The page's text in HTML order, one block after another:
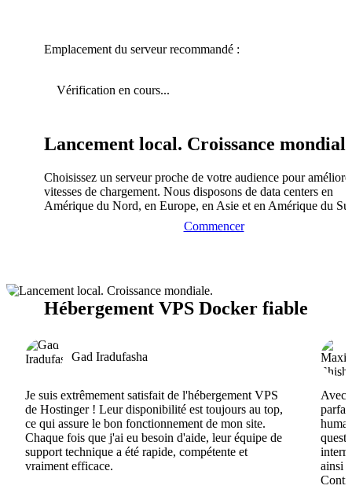
Emplacement du serveur recommandé :
Vérification en cours...
Lancement local. Croissance
Choisissez un serveur proche de votre audience pour
vitesses de chargement. Nous disposons de data centers en
Amérique du Nord, en Europe, en Asie et en Amérique du
Commencer
Hébergement VPS Docker fiable
Gad Iradufasha
Je suis extrêmement satisfait de l'hébergement VPS
de Hostinger ! Leur disponibilité est toujours au top,
ce qui assure le bon fonctionnement de mon site.
Chaque fois que j'ai eu besoin d'aide, leur équipe de
support technique a été rapide, compétente et
vraiment efficace.
Avec
ainsi